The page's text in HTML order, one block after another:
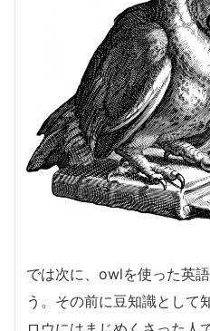
では次に、owlを使った英
う。その前に豆知識として